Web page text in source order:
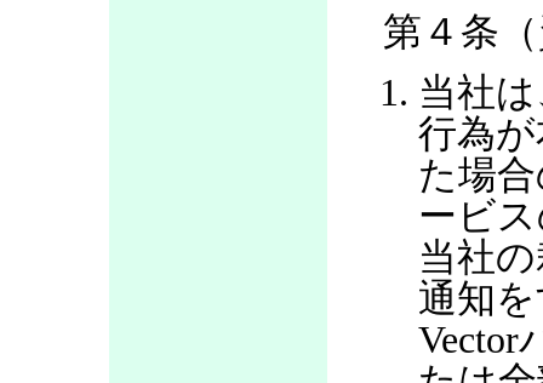
第４条
当社
行為
た場
ービ
当社
通知
Vector